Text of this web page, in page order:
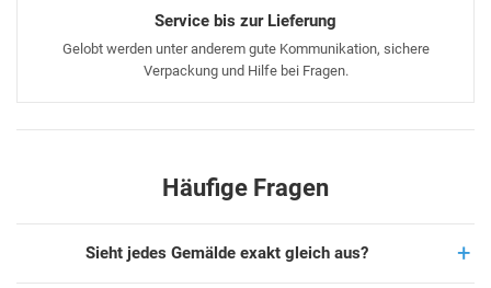
Service bis zur Lieferung
Gelobt werden unter anderem gute Kommunikation, sichere
Verpackung und Hilfe bei Fragen.
Häufige Fragen
Sieht jedes Gemälde exakt gleich aus?